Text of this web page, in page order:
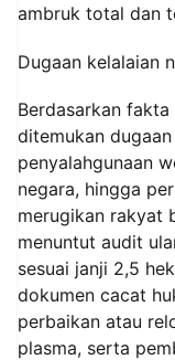
ambruk total dan
Dugaan kelalaian
Berdasarkan
ditemukan
penyalahgunaan
negara, hingga
merugikan rakyat
menuntut audit
sesuai janji 2,5
dokumen cacat
perbaikan atau
plasma, serta